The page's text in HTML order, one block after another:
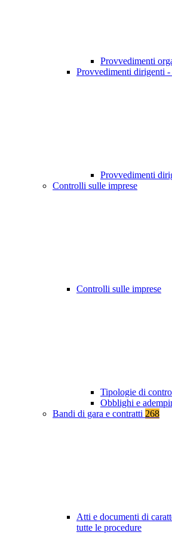
Provvedimenti
Provvedimenti dirigenti
Provvedimenti
Controlli sulle imprese
Controlli sulle imprese
Tipologie di
Obblighi e
Bandi di gara e contratti 268
Atti e documenti di
tutte le procedure